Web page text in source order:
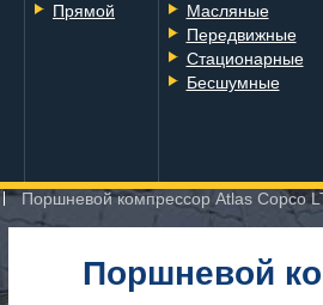
Прямой
Масляные
Передвижные
Стационарные
Бесшумные
Поршневой компрессор Atlas Copco
Поршневой